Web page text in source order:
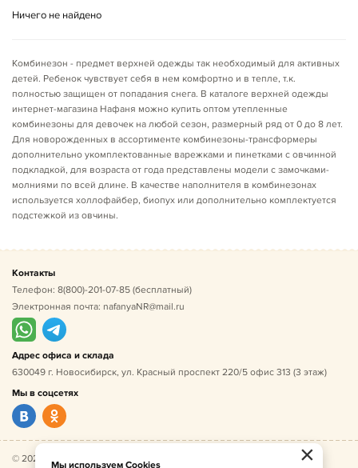
Ничего не найдено
Комбинезон - предмет верхней одежды так необходимый для активных
детей. Ребенок чувствует себя в нем комфортно и в тепле, т.к.
полностью защищен от попадания снега. В каталоге верхней одежды
интернет-магазина Нафаня можно купить оптом утепленные
комбинезоны для девочек на любой сезон, размерный ряд от 0 до 8 лет.
Для новорожденных в ассортименте комбинезоны-трансформеры
дополнительно укомплектованные варежками и пинетками с овчинной
подкладкой, для возраста от года представлены модели с замочками-
молниями по всей длине. В качестве наполнителя в комбинезонах
используется холлофайбер, биопух или дополнительно комплектуется
подстежкой из овчины.
Контакты
Телефон: 8(800)-201-07-85 (бесплатный)
Электронная почта: nafanyaNR@mail.ru
Адрес офиса и склада
630049 г. Новосибирск, ул. Красный проспект 220/5 офис 313 (3 этаж)
Мы в соцсетях
© 2026 Нафаня — оптовые поставки детской одежды по
×
Мы используем Cookies